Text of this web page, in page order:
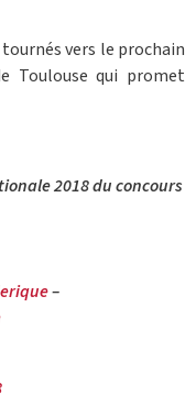
vers le prochain
Toulouse qui promet
2018 du concours
–